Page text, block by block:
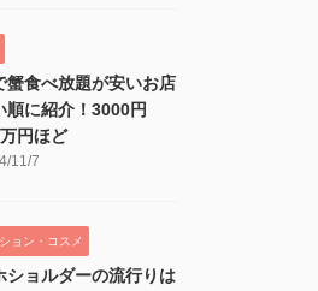
蟹食べ放題が安いお店
順に紹介！3000円
円ほど
11/7
ョン・コスメ
ショルダーの流行りは